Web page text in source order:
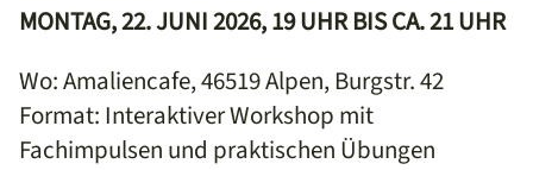
MONTAG, 22. JUNI 2026, 19 UHR BIS CA. 21 UHR
Wo: Amaliencafe, 46519 Alpen, Burgstr. 42
Format: Interaktiver Workshop mit
Fachimpulsen und praktischen Übungen